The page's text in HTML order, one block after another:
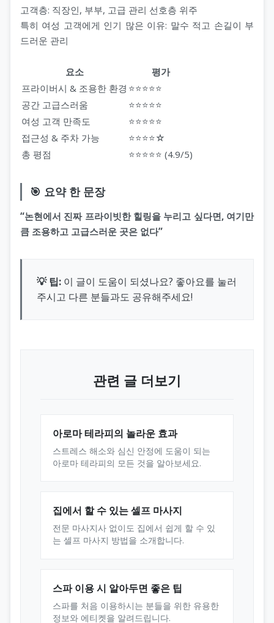
고객층: 직장인, 부부, 고급 관리 선호층 위주
특히 여성 고객에게 인기 많은 이유: 말수 적고 손길이 부
드러운 관리
요소
평가
프라이버시 & 조용한 환경 ⭐⭐⭐⭐⭐
공간 고급스러움
⭐⭐⭐⭐⭐
여성 고객 만족도
⭐⭐⭐⭐⭐
접근성 & 주차 가능
⭐⭐⭐⭐☆
총 평점
⭐⭐⭐⭐⭐ (4.9/5)
🎯 요약 한 문장
“논현에서 진짜 프라이빗한 힐링을 누리고 싶다면, 여기만
큼 조용하고 고급스러운 곳은 없다”
💡 팁: 이 글이 도움이 되셨나요? 좋아요를 눌러
주시고 다른 분들과도 공유해주세요!
관련 글 더보기
아로마 테라피의 놀라운 효과
스트레스 해소와 심신 안정에 도움이 되는
아로마 테라피의 모든 것을 알아보세요.
집에서 할 수 있는 셀프 마사지
전문 마사지사 없이도 집에서 쉽게 할 수 있
는 셀프 마사지 방법을 소개합니다.
스파 이용 시 알아두면 좋은 팁
스파를 처음 이용하시는 분들을 위한 유용한
정보와 에티켓을 알려드립니다.